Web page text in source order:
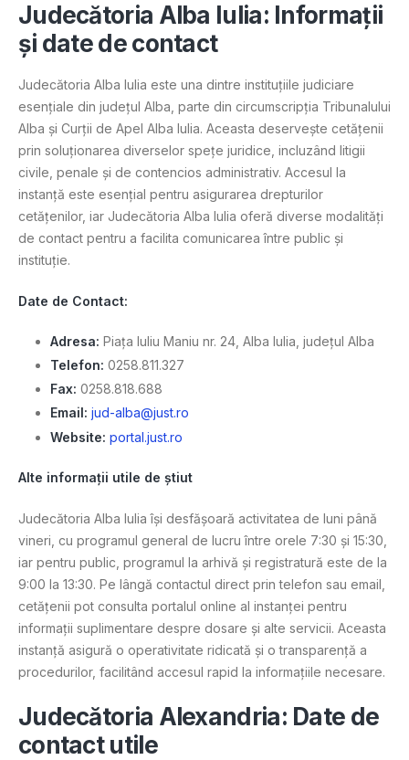
Judecătoria Alba Iulia: Informații
și date de contact
Judecătoria Alba Iulia este una dintre instituțiile judiciare
esențiale din județul Alba, parte din circumscripția Tribunalului
Alba și Curții de Apel Alba Iulia. Aceasta deservește cetățenii
prin soluționarea diverselor spețe juridice, incluzând litigii
civile, penale și de contencios administrativ. Accesul la
instanță este esențial pentru asigurarea drepturilor
cetățenilor, iar Judecătoria Alba Iulia oferă diverse modalități
de contact pentru a facilita comunicarea între public și
instituție.
Date de Contact:
Adresa: Piața Iuliu Maniu nr. 24, Alba Iulia, județul Alba
Telefon: 0258.811.327
Fax: 0258.818.688
Email: jud-alba@just.ro
Website: portal.just.ro
Alte informații utile de știut
Judecătoria Alba Iulia își desfășoară activitatea de luni până
vineri, cu programul general de lucru între orele 7:30 și 15:30,
iar pentru public, programul la arhivă și registratură este de la
9:00 la 13:30. Pe lângă contactul direct prin telefon sau email,
cetățenii pot consulta portalul online al instanței pentru
informații suplimentare despre dosare și alte servicii. Aceasta
instanță asigură o operativitate ridicată și o transparență a
procedurilor, facilitând accesul rapid la informațiile necesare​.
Judecătoria Alexandria: Date de
contact utile